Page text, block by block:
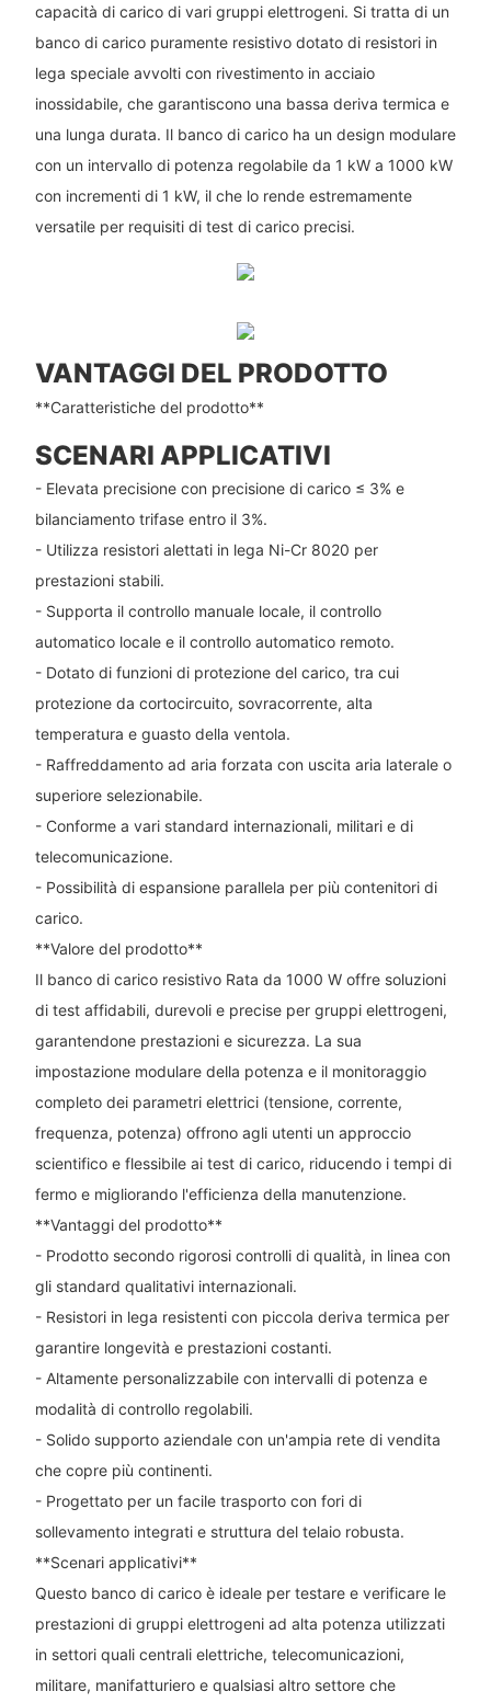
capacità di carico di vari gruppi elettrogeni. Si tratta di un
banco di carico puramente resistivo dotato di resistori in
lega speciale avvolti con rivestimento in acciaio
inossidabile, che garantiscono una bassa deriva termica e
una lunga durata. Il banco di carico ha un design modulare
con un intervallo di potenza regolabile da 1 kW a 1000 kW
con incrementi di 1 kW, il che lo rende estremamente
versatile per requisiti di test di carico precisi.
VANTAGGI DEL PRODOTTO
**Caratteristiche del prodotto**
SCENARI APPLICATIVI
- Elevata precisione con precisione di carico ≤ 3% e
bilanciamento trifase entro il 3%.
- Utilizza resistori alettati in lega Ni-Cr 8020 per
prestazioni stabili.
- Supporta il controllo manuale locale, il controllo
automatico locale e il controllo automatico remoto.
- Dotato di funzioni di protezione del carico, tra cui
protezione da cortocircuito, sovracorrente, alta
temperatura e guasto della ventola.
- Raffreddamento ad aria forzata con uscita aria laterale o
superiore selezionabile.
- Conforme a vari standard internazionali, militari e di
telecomunicazione.
- Possibilità di espansione parallela per più contenitori di
carico.
**Valore del prodotto**
Il banco di carico resistivo Rata da 1000 W offre soluzioni
di test affidabili, durevoli e precise per gruppi elettrogeni,
garantendone prestazioni e sicurezza. La sua
impostazione modulare della potenza e il monitoraggio
completo dei parametri elettrici (tensione, corrente,
frequenza, potenza) offrono agli utenti un approccio
scientifico e flessibile ai test di carico, riducendo i tempi di
fermo e migliorando l'efficienza della manutenzione.
**Vantaggi del prodotto**
- Prodotto secondo rigorosi controlli di qualità, in linea con
gli standard qualitativi internazionali.
- Resistori in lega resistenti con piccola deriva termica per
garantire longevità e prestazioni costanti.
- Altamente personalizzabile con intervalli di potenza e
modalità di controllo regolabili.
- Solido supporto aziendale con un'ampia rete di vendita
che copre più continenti.
- Progettato per un facile trasporto con fori di
sollevamento integrati e struttura del telaio robusta.
**Scenari applicativi**
Questo banco di carico è ideale per testare e verificare le
prestazioni di gruppi elettrogeni ad alta potenza utilizzati
in settori quali centrali elettriche, telecomunicazioni,
militare, manifatturiero e qualsiasi altro settore che